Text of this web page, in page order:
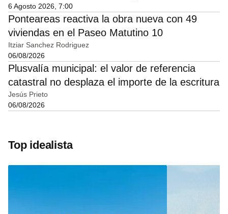
6 Agosto 2026, 7:00
Ponteareas reactiva la obra nueva con 49
viviendas en el Paseo Matutino 10
Itziar Sanchez Rodriguez
06/08/2026
Plusvalía municipal: el valor de referencia
catastral no desplaza el importe de la escritura
Jesús Prieto
06/08/2026
Top idealista